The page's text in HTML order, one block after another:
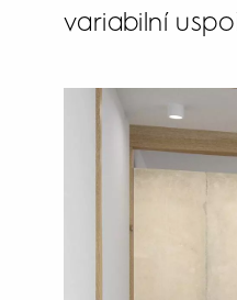
variabilní